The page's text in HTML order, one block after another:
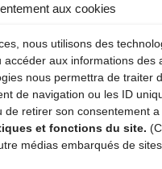
aux cookies
nous utilisons des
aux informations des
nous permettra de traiter
de navigation ou les ID
retirer son consentement
et fonctions du site.
médias embarqués de